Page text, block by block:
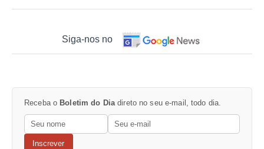
Siga-nos no
Receba o Boletim do Dia direto no seu e-mail, todo dia.
Inscrever